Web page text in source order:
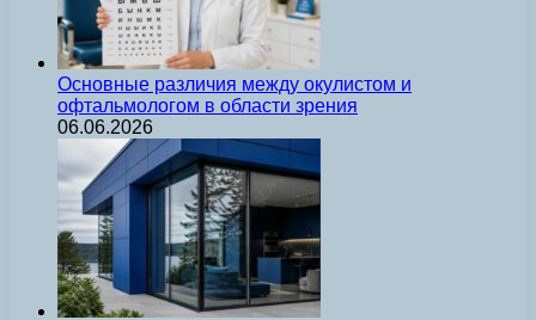
Основные различия между окулистом и
офтальмологом в области зрения
06.06.2026